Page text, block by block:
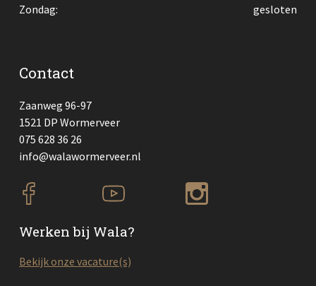
Zondag:
gesloten
Contact
Zaanweg 96-97
1521 DP Wormerveer
075 628 36 26
info@walawormerveer.nl
Werken bij Wala?
Bekijk onze vacature(s)